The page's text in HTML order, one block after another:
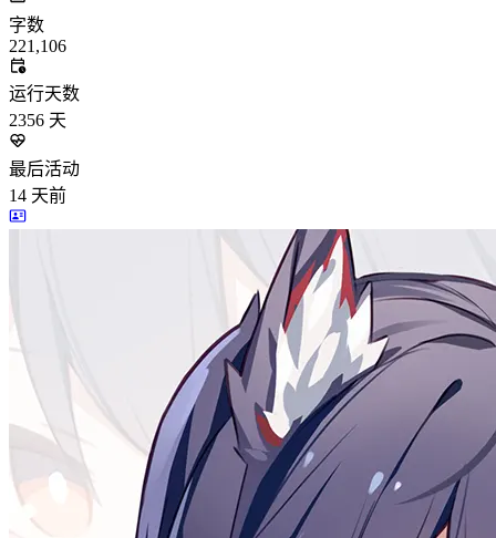
字数
221,106
运行天数
2356 天
最后活动
14 天前